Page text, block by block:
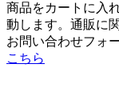
商品をカートに入
動します。通販に
お問い合わせフォ
こちら